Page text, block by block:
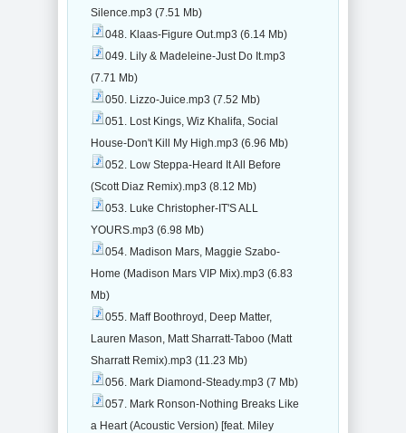
Silence.mp3 (7.51 Mb)
048. Klaas-Figure Out.mp3 (6.14 Mb)
049. Lily & Madeleine-Just Do It.mp3
(7.71 Mb)
050. Lizzo-Juice.mp3 (7.52 Mb)
051. Lost Kings, Wiz Khalifa, Social
House-Don't Kill My High.mp3 (6.96 Mb)
052. Low Steppa-Heard It All Before
(Scott Diaz Remix).mp3 (8.12 Mb)
053. Luke Christopher-IT'S ALL
YOURS.mp3 (6.98 Mb)
054. Madison Mars, Maggie Szabo-
Home (Madison Mars VIP Mix).mp3 (6.83
Mb)
055. Maff Boothroyd, Deep Matter,
Lauren Mason, Matt Sharratt-Taboo (Matt
Sharratt Remix).mp3 (11.23 Mb)
056. Mark Diamond-Steady.mp3 (7 Mb)
057. Mark Ronson-Nothing Breaks Like
a Heart (Acoustic Version) [feat. Miley